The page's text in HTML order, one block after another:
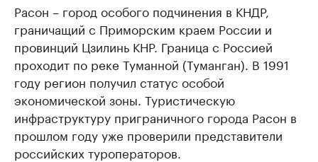
Расон – город особого подчинения в КНДР,
граничащий с Приморским краем России и
провинций Цзилинь КНР. Граница с Россией
проходит по реке Туманной (Туманган). В 1991
году регион получил статус особой
экономической зоны. Туристическую
инфраструктуру приграничного города Расон в
прошлом году уже проверили представители
российских туроператоров.